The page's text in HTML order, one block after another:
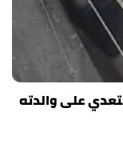
على والدته